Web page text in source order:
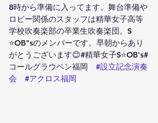
8時から準備に入ってます。舞台準備や
ロビー関係のスタッフは精華女子高等
学校吹奏楽部の卒業生吹奏楽団。S
⭐️OB"sのメンバーです。早朝からあり
がとうございます😊#精華女子S⭐️OB's#
コールグラウベン福岡 #設立記念演奏
会
#アクロス福岡